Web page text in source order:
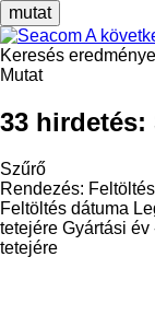
mutat
A
Keresés
Mutat
33 hirdetés:
Szűrő
Rendezés:
Feltöltés dátuma
tetejére Gyártási év
tetejére